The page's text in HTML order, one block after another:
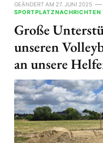
GEÄNDERT AM 27. JUNI 2025
SPORTPLATZNACHRICHTEN
Große
unseren
an unsere